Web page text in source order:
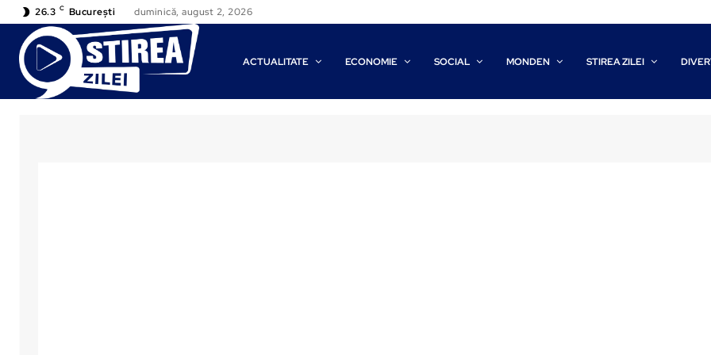
26.3 C București duminică, august 2, 2026
ACTUALITATE ECONOMIE SOCIAL MONDEN STIREA ZILEI